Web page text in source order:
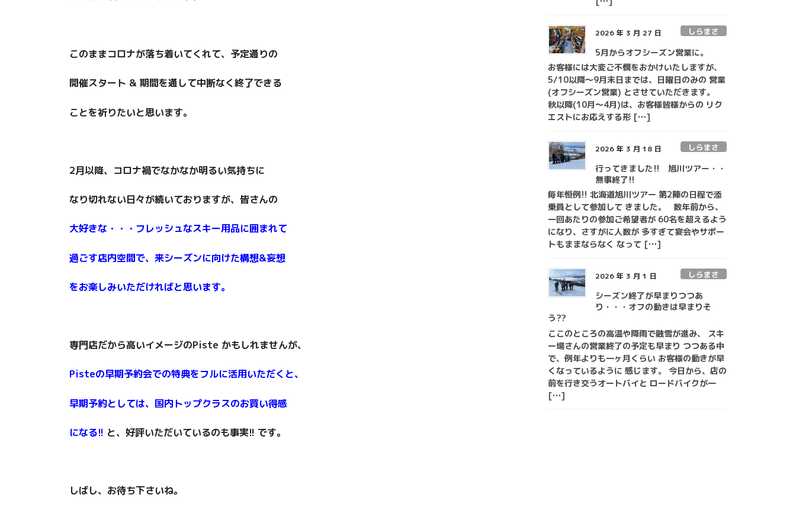
このままコロナが落ち着いてくれて、予定通りの
開催スタート & 期間を通して中断なく終了できる
ことを祈りたいと思います。
2月以降、コロナ禍でなかなか明るい気持ちに
なり切れない日々が続いておりますが、皆さんの
大好きな・・・フレッシュなスキー用品に囲まれて
過ごす店内空間で、来シーズンに向けた構想&妄想
をお楽しみいただければと思います。
専門店だから高いイメージのPiste かもしれませんが、
Pisteの早期予約会での特典をフルに活用いただくと、
早期予約としては、国内トップクラスのお買い得感
になる!! と、好評いただいているのも事実!! です。
しばし、お待ち下さいね。
2026 年 3 月 27 日 しらまさ
5月からオフシーズン営業に。
お客様には大変ご不憫をおかけいたしますが、
5/10以降～9月末日までは、日曜日のみの 営業
(オフシーズン営業) とさせていただきます。
秋以降(10月～4月)は、お客様皆様からの リク
エストにお応えする形 […]
2026 年 3 月 18 日 しらまさ
行ってきました!! 旭川ツアー・・
無事終了!!
毎年恒例!! 北海道旭川ツアー 第2陣の日程で添
乗員として参加して きました。 数年前から、
一回あたりの参加ご希望者が 60名を超えるよう
になり、さすがに人数が 多すぎて宴会やサポー
トもままならなく なって […]
2026 年 3 月 1 日 しらまさ
シーズン終了が早まりつつあ
り・・・オフの動きは早まりそ
う??
ここのところの高温や降雨で融雪が進み、 スキ
ー場さんの営業終了の予定も早まり つつある中
で、例年よりも一ヶ月くらい お客様の動きが早
くなっているように 感じます。 今日から、店の
前を行き交うオートバイと ロードバイクが一
[…]